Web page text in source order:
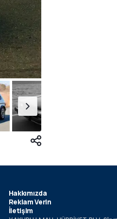
Hakkımızda
Reklam Verin
İletişim